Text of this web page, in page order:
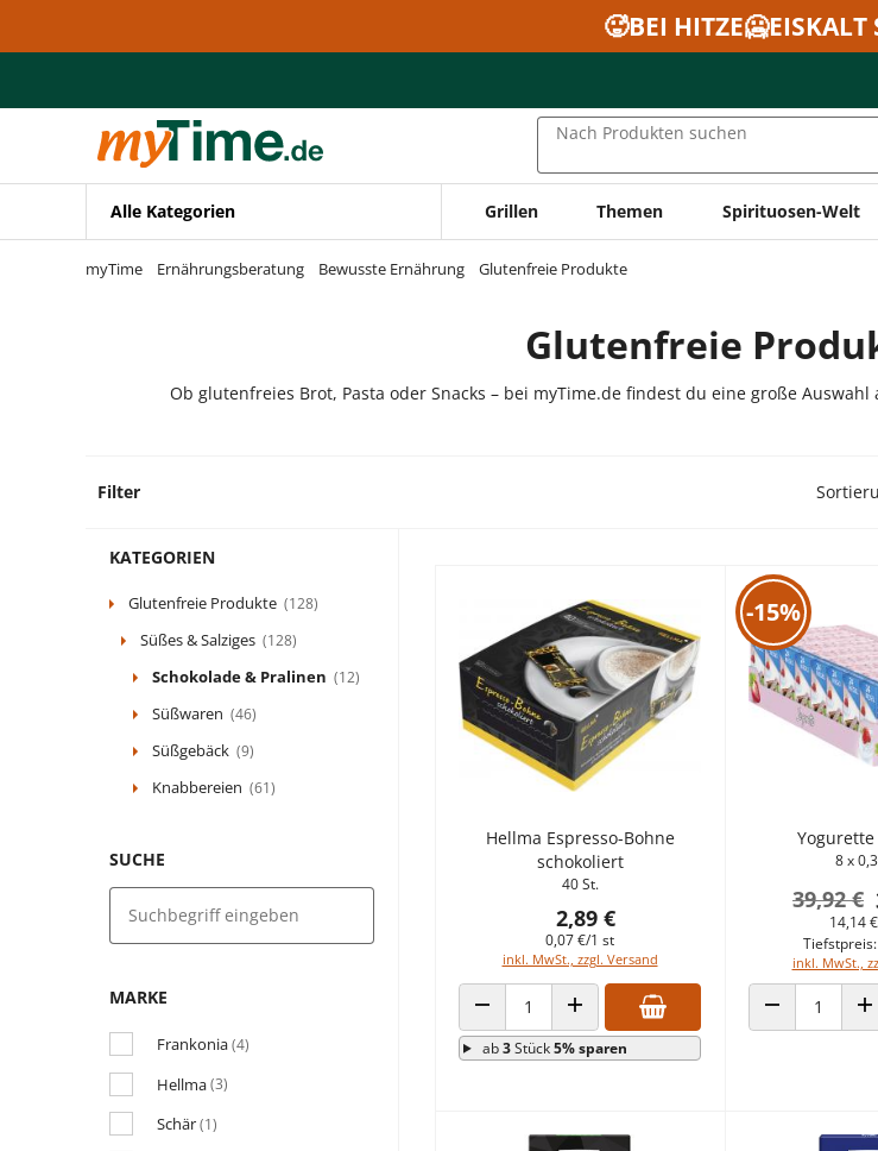
Zur Navigation springen
🥵BEI
Nach Produkten suchen
Alle Kategorien Grillen Themen Spirituosen-Welt
myTime Ernährungsberatung Bewusste Ernährung Glutenfreie Produkte
Glutenfreie
Ob glutenfreies Brot, Pasta oder Snacks – bei myTime.de findest du eine große
Filter
KATEGORIEN
Glutenfreie Produkte (128)
Süßes & Salziges (128)
Schokolade & Pralinen (12)
Süßwaren (46)
Süßgebäck (9)
Knabbereien (61)
SUCHE
MARKE
Frankonia(4)
Hellma(3)
Schär(1)
Hellma Espresso-Bohne
schokoliert
40 St.
2,89 €
0,07 €/1 st
inkl. MwSt., zzgl. Versand
ANZAHL VERRINGERNANZAHL ERHÖHEN
ab3Stück5% sparen
-15%
8 x
39,92 €
14,14
inkl. MwSt.,
ANZAHL